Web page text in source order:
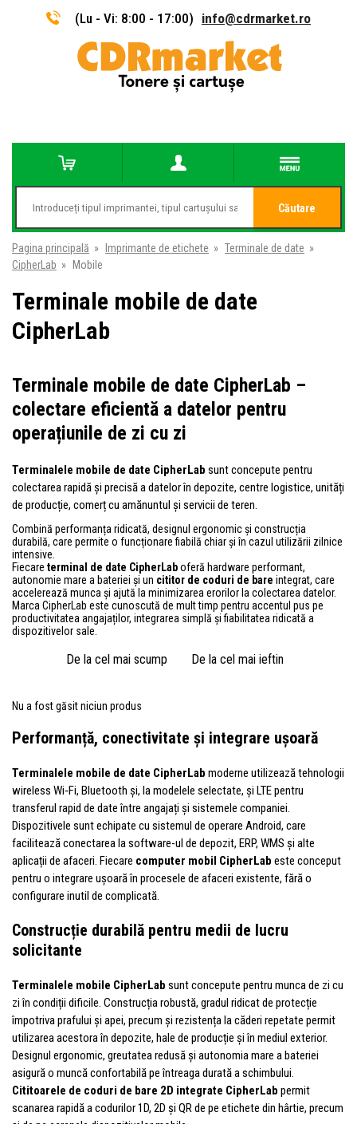
(Lu - Vi: 8:00 - 17:00) info@cdrmarket.ro
Căutare
Pagina principală » Imprimante de etichete » Terminale de date »
CipherLab » Mobile
Terminale mobile de date
CipherLab
Terminale mobile de date CipherLab –
colectare eficientă a datelor pentru
operațiunile de zi cu zi
Terminalele mobile de date CipherLab sunt concepute pentru
colectarea rapidă și precisă a datelor în depozite, centre logistice, unități
de producție, comerț cu amănuntul și servicii de teren.
Combină performanța ridicată, designul ergonomic și construcția
durabilă, care permite o funcționare fiabilă chiar și în cazul utilizării zilnice
intensive.
Fiecare terminal de date CipherLaboferă hardware performant,
autonomie mare a bateriei și un cititor de coduri de bare integrat, care
accelerează munca și ajută la minimizarea erorilor la colectarea datelor.
Marca CipherLab este cunoscută de mult timp pentru accentul pus pe
productivitatea angajaților, integrarea simplă și fiabilitatea ridicată a
dispozitivelor sale.
De la cel mai scump De la cel mai ieftin
Nu a fost găsit niciun produs
Performanță, conectivitate și integrare ușoară
Terminalele mobile de date CipherLab moderne utilizează tehnologii
wireless Wi‑Fi, Bluetooth și, la modelele selectate, și LTE pentru
transferul rapid de date între angajați și sistemele companiei.
Dispozitivele sunt echipate cu sistemul de operare Android, care
facilitează conectarea la software-ul de depozit, ERP, WMS și alte
aplicații de afaceri. Fiecare computer mobil CipherLab este conceput
pentru o integrare ușoară în procesele de afaceri existente, fără o
configurare inutil de complicată.
Construcție durabilă pentru medii de lucru
solicitante
Terminalele mobile CipherLab sunt concepute pentru munca de zi cu
zi în condiții dificile. Construcția robustă, gradul ridicat de protecție
împotriva prafului și apei, precum și rezistența la căderi repetate permit
utilizarea acestora în depozite, hale de producție și în mediul exterior.
Designul ergonomic, greutatea redusă și autonomia mare a bateriei
asigură o muncă confortabilă pe întreaga durată a schimbului.
Cititoarele de coduri de bare 2D integrate CipherLab permit
scanarea rapidă a codurilor 1D, 2D și QR de pe etichete din hârtie, precum